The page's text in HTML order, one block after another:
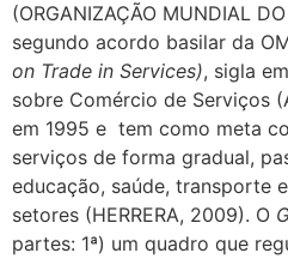
(ORGANIZAÇÃO MUNDIAL
segundo acordo basilar da
on Trade in Services), sigla
sobre Comércio de Serviços
em 1995 e tem como meta
serviços de forma gradual,
educação, saúde, transporte
setores (HERRERA, 2009). O
partes: 1ª) um quadro que